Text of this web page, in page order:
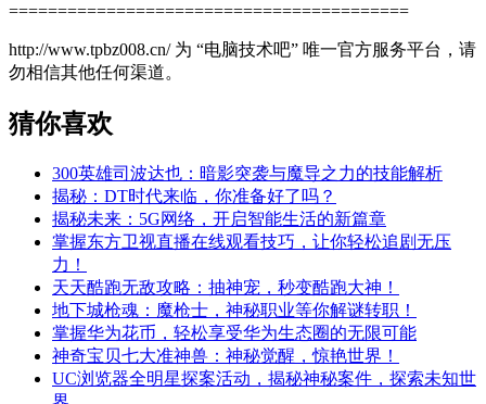
=========================================
http://www.tpbz008.cn/ 为 “电脑技术吧” 唯一官方服务平台，请
勿相信其他任何渠道。
猜你喜欢
300英雄司波达也：暗影突袭与魔导之力的技能解析
揭秘：DT时代来临，你准备好了吗？
揭秘未来：5G网络，开启智能生活的新篇章
掌握东方卫视直播在线观看技巧，让你轻松追剧无压
力！
天天酷跑无敌攻略：抽神宠，秒变酷跑大神！
地下城枪魂：魔枪士，神秘职业等你解谜转职！
掌握华为花币，轻松享受华为生态圈的无限可能
神奇宝贝七大准神兽：神秘觉醒，惊艳世界！
UC浏览器全明星探案活动，揭秘神秘案件，探索未知世